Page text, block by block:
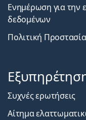
Ενημέρωση για την
δεδομένων
Πολιτική
Συχνές ερωτήσεις
Αίτημα